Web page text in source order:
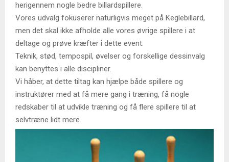
herigennem nogle bedre billardspillere.
Vores udvalg fokuserer naturligvis meget på Keglebillard,
men det skal ikke afholde alle vores øvrige spillere i at
deltage og prøve kræfter i dette event.
Teknik, stød, tempospil, øvelser og forskellige dessinvalg
kan benyttes i alle discipliner.
Vi håber, at dette tiltag kan hjælpe både spillere og
instruktører med at få mere gang i træning, få nogle
redskaber til at udvikle træning og få flere spillere til at
selvtræne lidt mere.